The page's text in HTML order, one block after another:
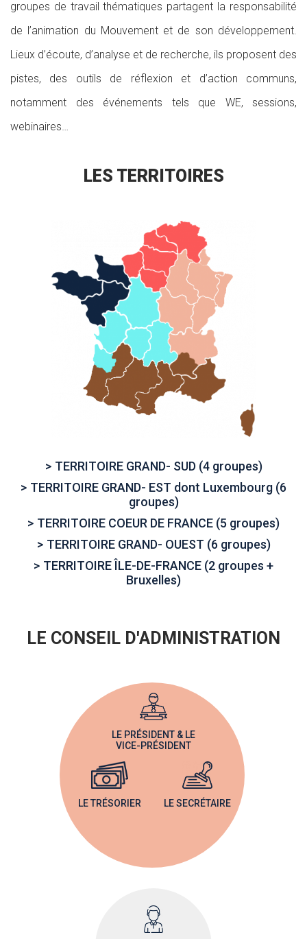
groupes de travail thématiques partagent la responsabilité
de l’animation du Mouvement et de son développement.
Lieux d’écoute, d’analyse et de recherche, ils proposent des
pistes, des outils de réflexion et d’action communs,
notamment des événements tels que WE, sessions,
webinaires…
LES TERRITOIRES
TERRITOIRE GRAND- SUD (4 groupes)
TERRITOIRE GRAND- EST dont Luxembourg (6
groupes)
TERRITOIRE COEUR DE FRANCE (5 groupes)
TERRITOIRE GRAND- OUEST (6 groupes)
TERRITOIRE ÎLE-DE-FRANCE (2 groupes +
Bruxelles)
LE CONSEIL D'ADMINISTRATION
LE PRÉSIDENT & LE
VICE-PRÉSIDENT
LE TRÉSORIER LE SECRÉTAIRE